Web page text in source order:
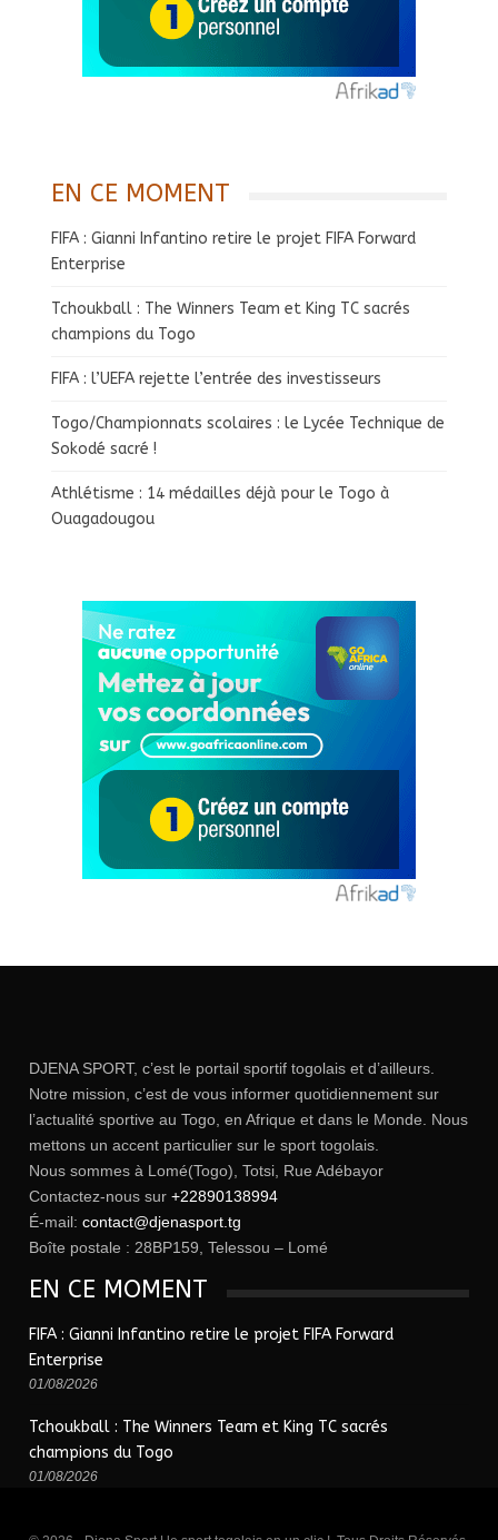
EN CE MOMENT
FIFA : Gianni Infantino retire le projet FIFA Forward
Enterprise
Tchoukball : The Winners Team et King TC sacrés
champions du Togo
FIFA : l’UEFA rejette l’entrée des investisseurs
Togo/Championnats scolaires : le Lycée Technique de
Sokodé sacré !
Athlétisme : 14 médailles déjà pour le Togo à
Ouagadougou
DJENA SPORT, c’est le portail sportif togolais et d’ailleurs.
Notre mission, c’est de vous informer quotidiennement sur
l’actualité sportive au Togo, en Afrique et dans le Monde. Nous
mettons un accent particulier sur le sport togolais.
Nous sommes à Lomé(Togo), Totsi, Rue Adébayor
Contactez-nous sur +22890138994
É-mail: contact@djenasport.tg
Boîte postale : 28BP159, Telessou – Lomé
EN CE MOMENT
FIFA : Gianni Infantino retire le projet FIFA Forward
Enterprise
01/08/2026
Tchoukball : The Winners Team et King TC sacrés
champions du Togo
01/08/2026